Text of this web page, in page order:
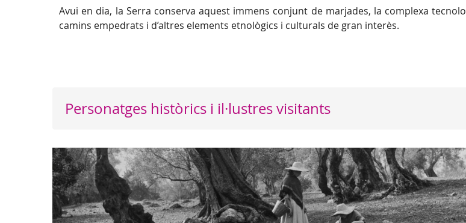
Avui en dia, la Serra conserva aquest immens conjunt de marjades, la complexa
camins empedrats i d’altres elements etnològics i culturals de gran interès.
Personatges històrics i il·lustres visitants